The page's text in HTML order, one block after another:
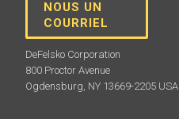
NOUS UN
COURRIEL
DeFelsko Corporation
800 Proctor Avenue
Ogdensburg, NY 13669-2205 USA